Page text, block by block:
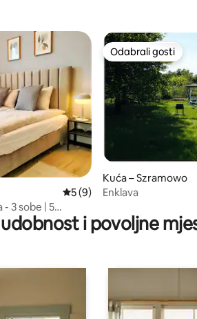
10
Prosječna ocjena: 5/5,
5 (9)
3 sobe | 5
Odabrali gosti
Odabrali gosti
Kuća – Szramowo
Enklava
i povoljne